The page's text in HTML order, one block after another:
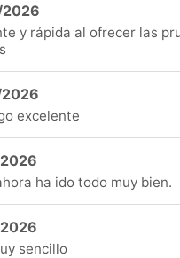
y rápida al ofrecer las
excelente
ha ido todo muy bien.
sencillo